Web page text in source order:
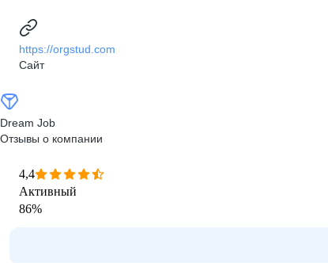
https://orgstud.com
Сайт
Dream Job
Отзывы о компании
4,4
Активный
86%